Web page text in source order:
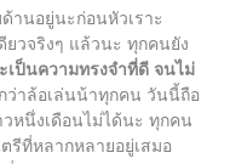
านอยู่นะก่อนหัวเราะ
ยวจริงๆ แล้วนะ ทุกคนยัง
เป็นความทรงจำที่ดี จนไม่
ว่าล้อเล่นน้าทุกคน วันนี้ถือ
หนึ่งเดือนไม่ได้นะ ทุกคน
รีที่หลากหลายอยู่เสมอ